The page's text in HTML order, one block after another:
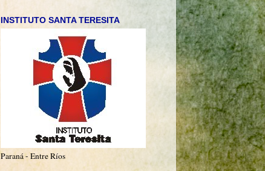
INSTITUTO SANTA TERESITA
Paraná - Entre Ríos